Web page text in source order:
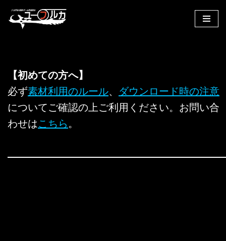
へ
キ
ッ
【初めての方へ】
必ず素材利用のルール、 ダウンロード時の注意
についてご確認の上ご利用ください。お問い合
わせはこちら 。